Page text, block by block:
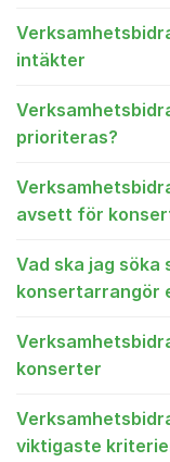
intäkter
prioriteras?
avsett för
Vad ska jag söka
konsertarrangör
konserter
viktigaste